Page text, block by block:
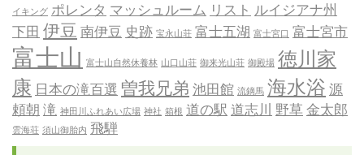
イキング ポレンタ マッシュルーム リスト ルイジアナ州
下田 伊豆 南伊豆 史跡 宝永山荘 富士五湖 富士宮口 富士宮市
富士山 富士山自然休養林 山口山荘 御来光山荘 御殿場 徳川家
康 日本の滝百選 曽我兄弟 池田館 流鏑馬 海水浴 源
頼朝 滝 神田川ふれあい広場 神社 箱根 道の駅 道志川 野草 金太郎
雲海荘 須山御胎内 飛騨